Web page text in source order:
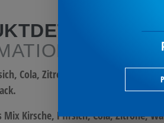
/
Cola, Zitrone, Waldmeister
Mix Kirsche, Pfirsich, Cola, Zitrone,